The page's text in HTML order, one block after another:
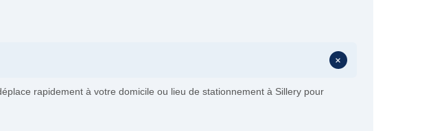
+
rapidement à votre domicile ou lieu de stationnement à Sillery pour